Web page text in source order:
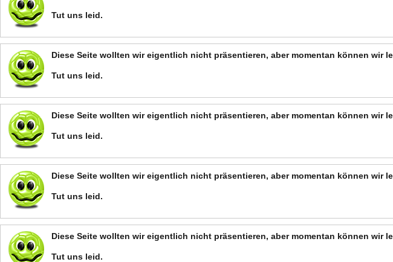
Tut uns leid.
Diese Seite wollten wir eigentlich nicht präsentieren, aber momentan können wir
Tut uns leid.
Diese Seite wollten wir eigentlich nicht präsentieren, aber momentan können wir
Tut uns leid.
Diese Seite wollten wir eigentlich nicht präsentieren, aber momentan können wir
Tut uns leid.
Diese Seite wollten wir eigentlich nicht präsentieren, aber momentan können wir
Tut uns leid.